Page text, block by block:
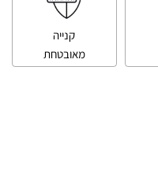
קנייה
מאובטחת